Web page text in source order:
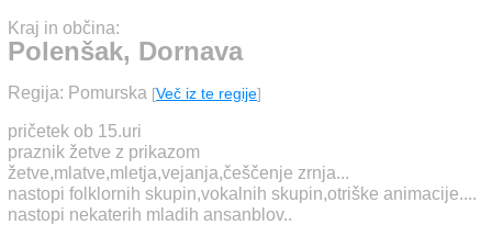
Kraj in občina:
Polenšak, Dornava
Regija: Pomurska [Več iz te regije]
pričetek ob 15.uri
praznik žetve z prikazom
žetve,mlatve,mletja,vejanja,češčenje zrnja...
nastopi folklornih skupin,vokalnih skupin,otriške animacije....
nastopi nekaterih mladih ansanblov..